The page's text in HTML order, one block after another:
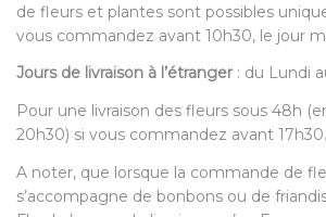
de fleurs et plantes sont possibles
vous commandez avant 10h30, le jour
Jours de livraison à l’étranger : du Lundi
Pour une livraison des fleurs sous 48h
20h30) si vous commandez avant 17h30.
A noter, que lorsque la commande de
s’accompagne de bonbons ou de